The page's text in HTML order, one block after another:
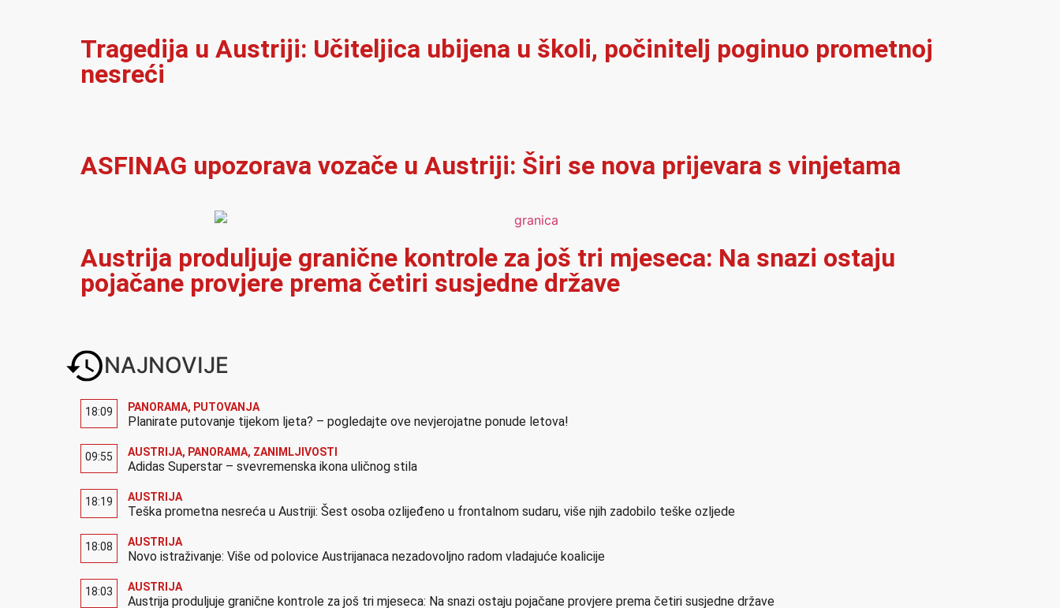
Tragedija u Austriji: Učiteljica ubijena u školi, počinitelj poginuo prometnoj
nesreći
ASFINAG upozorava vozače u Austriji: Širi se nova prijevara s vinjetama
Austrija produljuje granične kontrole za još tri mjeseca: Na snazi ostaju
pojačane provjere prema četiri susjedne države
NAJNOVIJE
18:09 PANORAMA, PUTOVANJA
Planirate putovanje tijekom ljeta? – pogledajte ove nevjerojatne ponude letova!
09:55 AUSTRIJA, PANORAMA, ZANIMLJIVOSTI
Adidas Superstar – svevremenska ikona uličnog stila
18:19 AUSTRIJA
Teška prometna nesreća u Austriji: Šest osoba ozlijeđeno u frontalnom sudaru, više njih zadobilo teške ozljede
18:08 AUSTRIJA
Novo istraživanje: Više od polovice Austrijanaca nezadovoljno radom vladajuće koalicije
18:03 AUSTRIJA
Austrija produljuje granične kontrole za još tri mjeseca: Na snazi ostaju pojačane provjere prema četiri susjedne države